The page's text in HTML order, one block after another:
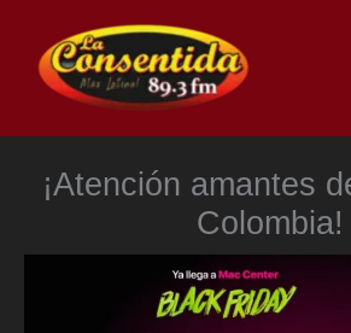
contenido
¡Atención amantes
Colombia!